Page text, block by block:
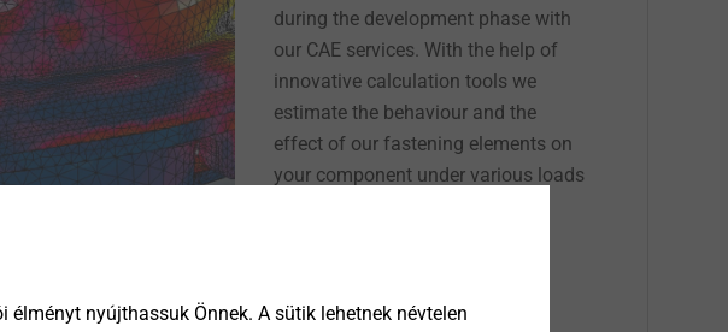
during the development phase with
our CAE services. With the help of
innovative calculation tools we
estimate the behaviour and the
effect of our fastening elements on
your component under various loads
nyújthassuk Önnek. A sütik lehetnek névtelen